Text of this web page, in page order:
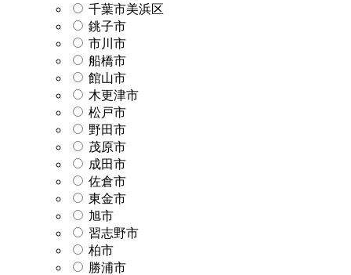
千葉市美浜区
銚子市
市川市
船橋市
館山市
木更津市
松戸市
野田市
茂原市
成田市
佐倉市
東金市
旭市
習志野市
柏市
勝浦市